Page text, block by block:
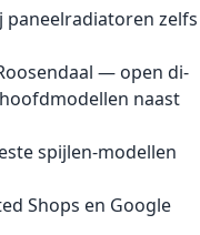
zelfs
— open di-
hoofdmodellen naast
spijlen-modellen
Shops en Google